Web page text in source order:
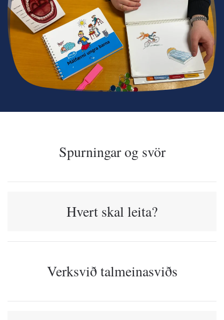
Spurningar og svör
Hvert skal leita?
Verksvið talmeinasviðs